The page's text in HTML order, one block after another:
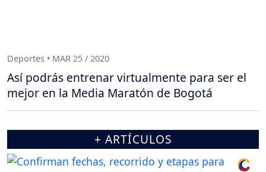
Deportes • MAR 25 / 2020
Así podrás entrenar virtualmente para ser el
mejor en la Media Maratón de Bogotá
+ ARTÍCULOS